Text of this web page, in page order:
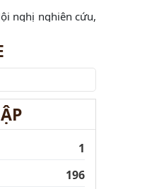
nghị nghiên cứu,
Đoàn kiểm tra
bảo vệ bí mật nhà
1
196